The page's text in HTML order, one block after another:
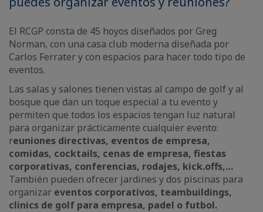
El RCGP consta de 45 hoyos diseñados por Greg
Norman, con una casa club moderna diseñada por
Carlos Ferrater y con espacios para hacer todo tipo de
eventos.
Las salas y salones tienen vistas al campo de golf y al
bosque que dan un toque especial a tu evento y
permiten que todos los espacios tengan luz natural
para organizar prácticamente cualquier evento:
reuniones directivas, eventos de empresa,
comidas, cocktails, cenas de empresa, fiestas
corporativas, conferencias, rodajes, kick.offs,…
También pueden ofrecer jardines y dos piscinas para
organizar eventos corporativos, teambuildings,
clinics de golf para empresa, padel o futbol.